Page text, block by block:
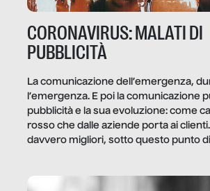
CORONAVIRUS: MALATI DI
PUBBLICITÀ
La comunicazione dell’emergenza,
l’emergenza. E poi la comunicazione
pubblicità e la sua evoluzione: come
rosso che dalle aziende porta ai
davvero migliori, sotto questo punto